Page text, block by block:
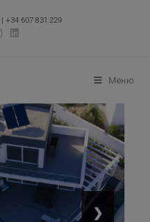
| +34 607 831 229
Меню
❯